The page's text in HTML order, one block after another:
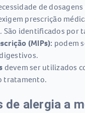
de
prescrição
identificados por
(MIPs): podem
devem ser utilizados
tratamento.
de alergia a